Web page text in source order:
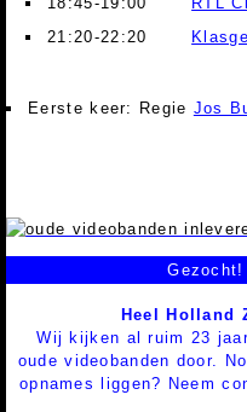
21:20-22:20
Eerste keer: Regie Jos
Gezocht!
Heel Holland
Wij kijken al ruim 23
oude videobanden door.
opnames liggen? Neem